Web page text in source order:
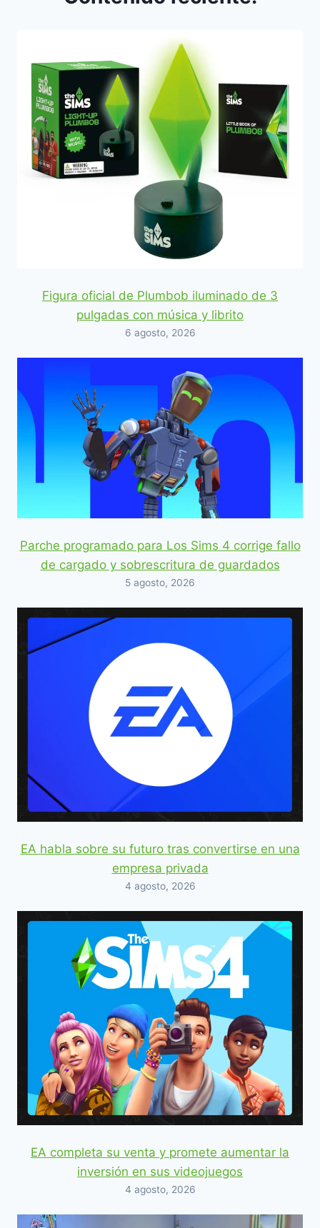
Figura oficial de Plumbob iluminado de 3
pulgadas con música y librito
6 agosto, 2026
Parche programado para Los Sims 4 corrige fallo
de cargado y sobrescritura de guardados
5 agosto, 2026
EA habla sobre su futuro tras convertirse en una
empresa privada
4 agosto, 2026
EA completa su venta y promete aumentar la
inversión en sus videojuegos
4 agosto, 2026